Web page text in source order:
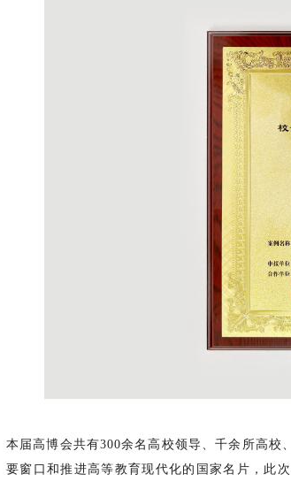
本届高博会共有300余名高校领导、千余所高校
要窗口和推进高等教育现代化的国家名片，此